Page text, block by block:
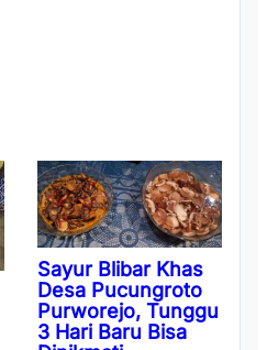
Sayur Blibar Khas
Desa Pucungroto
Purworejo, Tunggu
3 Hari Baru Bisa